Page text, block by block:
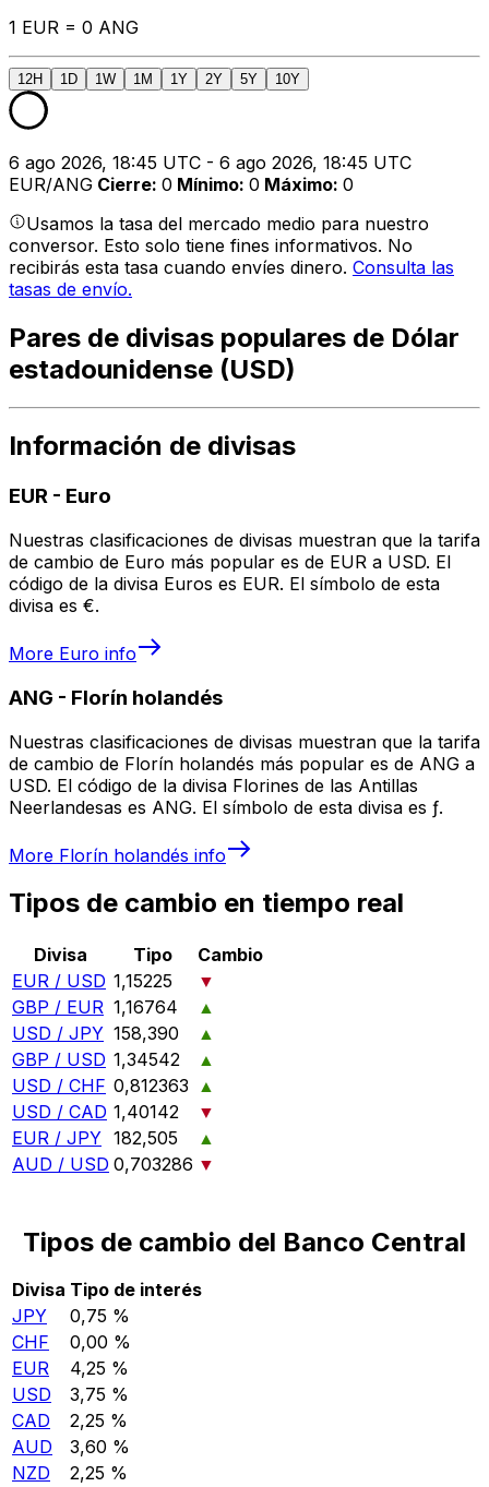
1 EUR = 0 ANG
12H 1D 1W 1M 1Y 2Y 5Y 10Y
6 ago 2026, 18:45 UTC - 6 ago 2026, 18:45 UTC
EUR/ANG Cierre: 0 Mínimo: 0 Máximo: 0
Usamos la tasa del mercado medio para nuestro
conversor. Esto solo tiene fines informativos. No
recibirás esta tasa cuando envíes dinero. Consulta las
tasas de envío.
Pares de divisas populares de Dólar
estadounidense (USD)
Información de divisas
EUR - Euro
Nuestras clasificaciones de divisas muestran que la tarifa
de cambio de Euro más popular es de EUR a USD. El
código de la divisa Euros es EUR. El símbolo de esta
divisa es €.
More Euro info
ANG - Florín holandés
Nuestras clasificaciones de divisas muestran que la tarifa
de cambio de Florín holandés más popular es de ANG a
USD. El código de la divisa Florines de las Antillas
Neerlandesas es ANG. El símbolo de esta divisa es ƒ.
More Florín holandés info
Tipos de cambio en tiempo real
Divisa Tipo
Cambio
EUR / USD 1,15225
▼
GBP / EUR 1,16764
▲
USD / JPY 158,390
▲
GBP / USD 1,34542
▲
USD / CHF 0,812363 ▲
USD / CAD 1,40142
▼
EUR / JPY 182,505
▲
AUD / USD 0,703286 ▼
Tipos de cambio del Banco Central
Divisa Tipo de interés
JPY
0,75 %
CHF
0,00 %
EUR
4,25 %
USD
3,75 %
CAD
2,25 %
AUD
3,60 %
NZD
2,25 %